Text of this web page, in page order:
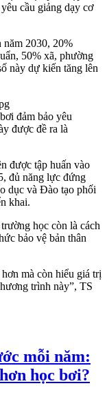
cầu giảng dạy cơ
2030, 20%
50% xã, phường
này dự kiến tăng lên
đảm bảo yêu
được đề ra là
được tập huấn vào
đủ năng lực đứng
dục và Đào tạo phối
khai.
học còn là cách
bảo vệ bản thân
mà còn hiểu giá trị
trình này”, TS
mỗi năm:
học bơi?